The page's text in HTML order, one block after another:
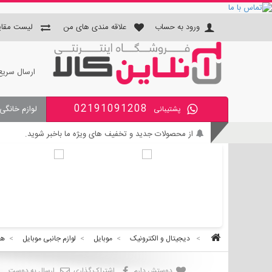
ورود به حساب علاقه مندی های من لیست
ارسال
پشتیبانی 02191091208 لوازم
از محصولات جدید و تخفیف های ویژه ما باخبر شوید.
بی واسطه و مطمئن خرید کنید.
> دیجیتال و الکترونیک > موبایل > لوازم جانبی موبایل >